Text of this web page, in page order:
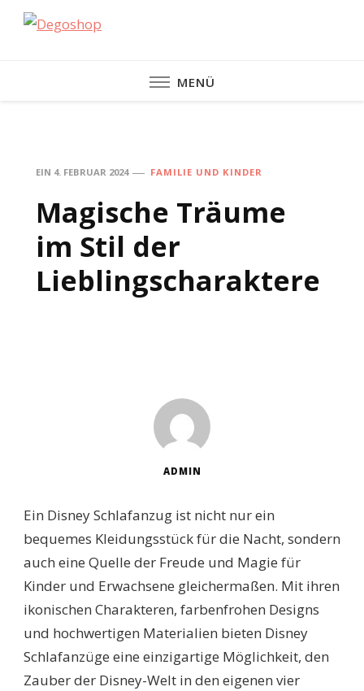
MENÜ
EIN 4. FEBRUAR 2024 FAMILIE UND KINDER
Magische Träume
im Stil der
Lieblingscharaktere
ADMIN
Ein Disney Schlafanzug ist nicht nur ein
bequemes Kleidungsstück für die Nacht, sondern
auch eine Quelle der Freude und Magie für
Kinder und Erwachsene gleichermaßen. Mit ihren
ikonischen Charakteren, farbenfrohen Designs
und hochwertigen Materialien bieten Disney
Schlafanzüge eine einzigartige Möglichkeit, den
Zauber der Disney-Welt in den eigenen vier